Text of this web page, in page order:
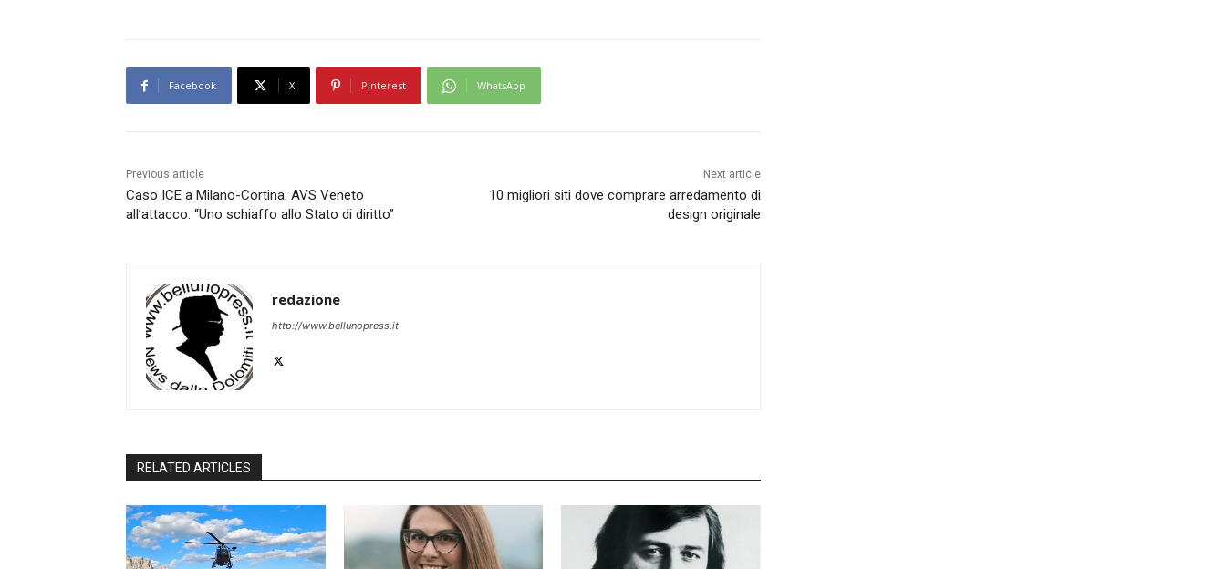
Facebook X Pinterest WhatsApp
Previous article
Caso ICE a Milano-Cortina: AVS Veneto
all’attacco: “Uno schiaffo allo Stato di diritto”
Next article
10 migliori siti dove comprare arredamento di
design originale
redazione
http://www.bellunopress.it
RELATED ARTICLES